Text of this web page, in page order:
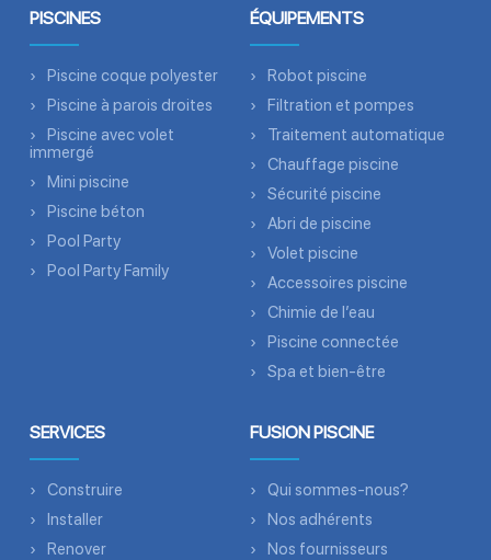
PISCINES
Piscine coque polyester
Piscine à parois droites
Piscine avec volet
immergé
Mini piscine
Piscine béton
Pool Party
Pool Party Family
ÉQUIPEMENTS
Robot piscine
Filtration et pompes
Traitement automatique
Chauffage piscine
Sécurité piscine
Abri de piscine
Volet piscine
Accessoires piscine
Chimie de l’eau
Piscine connectée
Spa et bien-être
SERVICES
Construire
Installer
Renover
FUSION PISCINE
Qui sommes-nous?
Nos adhérents
Nos fournisseurs